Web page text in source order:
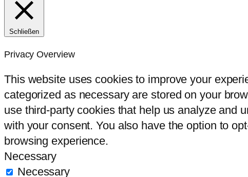
Schließen
Privacy Overview
This website uses cookies to improve your
categorized as necessary are stored on your
use third-party cookies that help us analyze and
with your consent. You also have the option to
browsing experience.
Necessary
Necessary